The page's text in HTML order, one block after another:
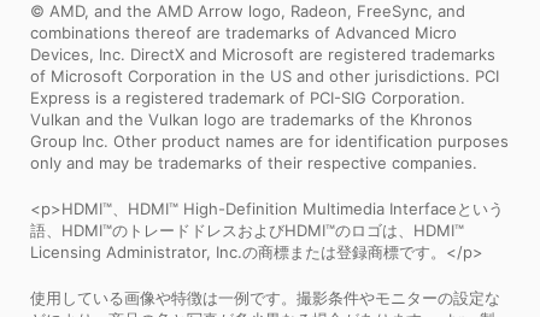
© AMD, and the AMD Arrow logo, Radeon, FreeSync, and
combinations thereof are trademarks of Advanced Micro
Devices, Inc. DirectX and Microsoft are registered trademarks
of Microsoft Corporation in the US and other jurisdictions. PCI
Express is a registered trademark of PCI-SIG Corporation.
Vulkan and the Vulkan logo are trademarks of the Khronos
Group Inc. Other product names are for identification purposes
only and may be trademarks of their respective companies.
<p>HDMI™、HDMI™ High-Definition Multimedia Interfaceという
語、HDMI™のトレードドレスおよびHDMI™のロゴは、HDMI™
Licensing Administrator, Inc.の商標または登録商標です。</p>
使用している画像や特徴は一例です。撮影条件やモニターの設定な